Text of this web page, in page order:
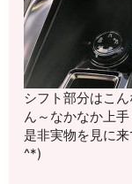
シフト部分はこん
ん～なかなか上
是非実物を見に
^*)